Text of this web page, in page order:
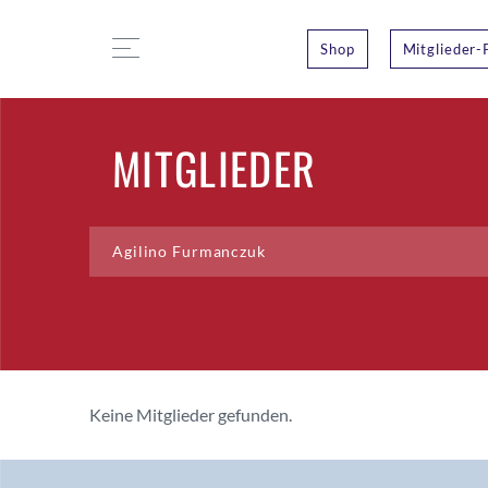
Shop Mitglieder-
MITGLIEDER
Keine Mitglieder gefunden.